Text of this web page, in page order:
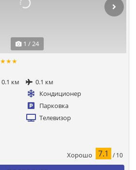
1 / 24
★★★
0.1 км
0.1 км
Кондиционер
Парковка
Телевизор
Хорошо 7.1 / 10